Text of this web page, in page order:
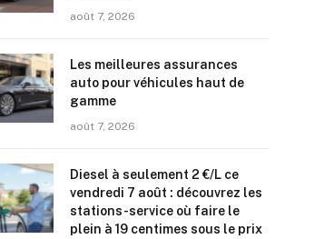
août 7, 2026
Les meilleures assurances
auto pour véhicules haut de
gamme
août 7, 2026
Diesel à seulement 2 €/L ce
vendredi 7 août : découvrez les
stations-service où faire le
plein à 19 centimes sous le prix